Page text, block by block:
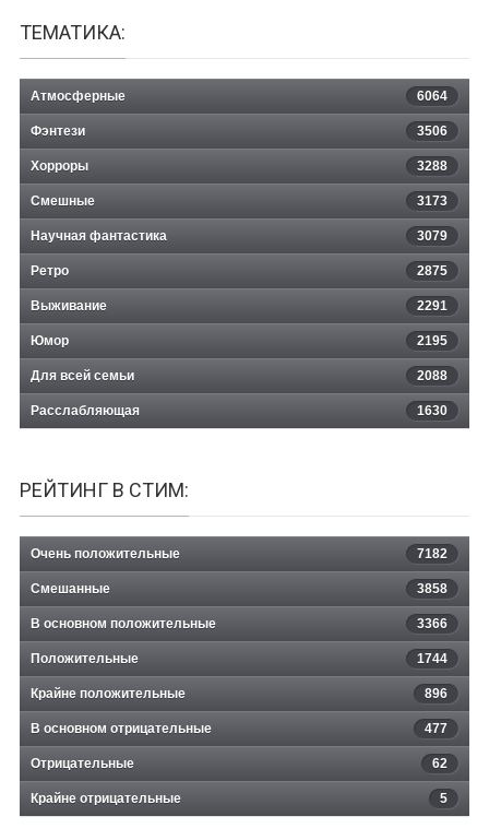
ТЕМАТИКА:
Атмосферные 6064
Фэнтези 3506
Хорроры 3288
Смешные 3173
Научная фантастика 3079
Ретро 2875
Выживание 2291
Юмор 2195
Для всей семьи 2088
Расслабляющая 1630
РЕЙТИНГ В СТИМ:
Очень положительные 7182
Смешанные 3858
В основном положительные 3366
Положительные 1744
Крайне положительные 896
В основном отрицательные 477
Отрицательные 62
Крайне отрицательные 5